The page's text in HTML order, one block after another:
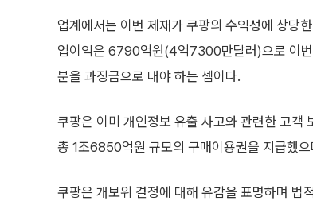
업계에서는 이번 제재가 쿠팡의 수익성에 상당
업이익은 6790억원(4억7300만달러)으로 이번
분을 과징금으로 내야 하는 셈이다.
쿠팡은 이미 개인정보 유출 사고와 관련한 고객
총 1조6850억원 규모의 구매이용권을 지급했
쿠팡은 개보위 결정에 대해 유감을 표명하며 법